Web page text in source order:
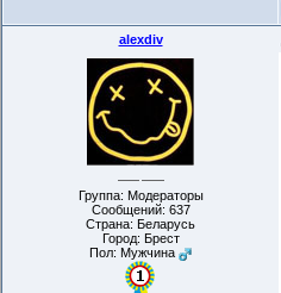
alexdiv
Группа: Модераторы
Сообщений: 637
Страна: Беларусь
Город: Брест
Пол: Мужчина